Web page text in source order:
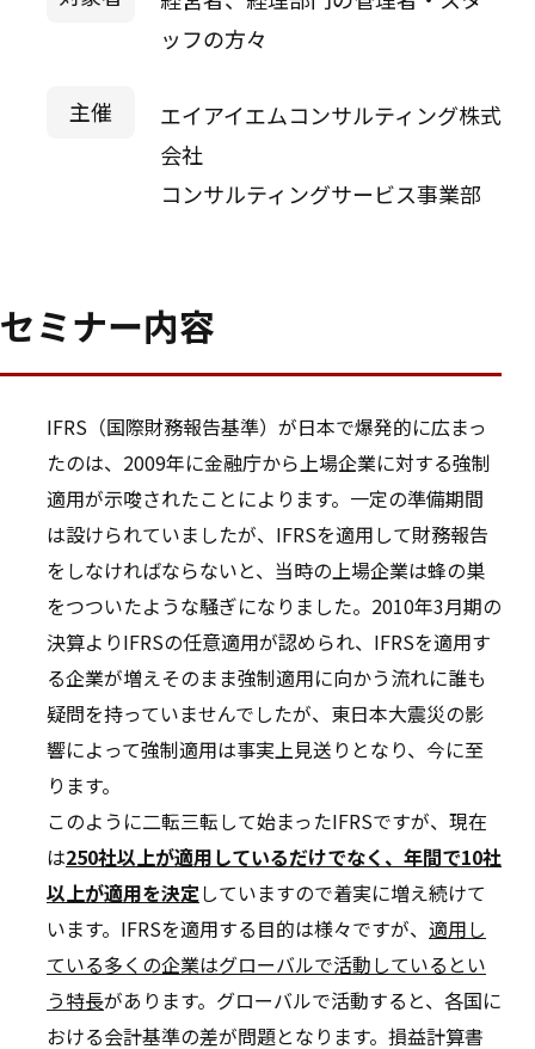
ッフの方々
主催
エイアイエムコンサルティング株式
会社
コンサルティングサービス事業部
セミナー内容
IFRS（国際財務報告基準）が日本で爆発的に広まっ
たのは、2009年に金融庁から上場企業に対する強制
適用が示唆されたことによります。一定の準備期間
は設けられていましたが、IFRSを適用して財務報告
をしなければならないと、当時の上場企業は蜂の巣
をつついたような騒ぎになりました。2010年3月期の
決算よりIFRSの任意適用が認められ、IFRSを適用す
る企業が増えそのまま強制適用に向かう流れに誰も
疑問を持っていませんでしたが、東日本大震災の影
響によって強制適用は事実上見送りとなり、今に至
ります。
このように二転三転して始まったIFRSですが、現在
は250社以上が適用しているだけでなく、年間で10社
以上が適用を決定していますので着実に増え続けて
います。IFRSを適用する目的は様々ですが、 適用し
ている多くの企業はグローバルで活動しているとい
う特長があります。グローバルで活動すると、各国に
おける会計基準の差が問題となります。損益計算書